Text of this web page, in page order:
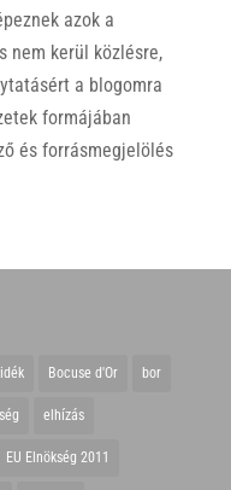
azok a
nem kerül közlésre,
a blogomra
formájában
és forrásmegjelölés
Bocuse d'Or bor
elhízás
EU Elnökség 2011